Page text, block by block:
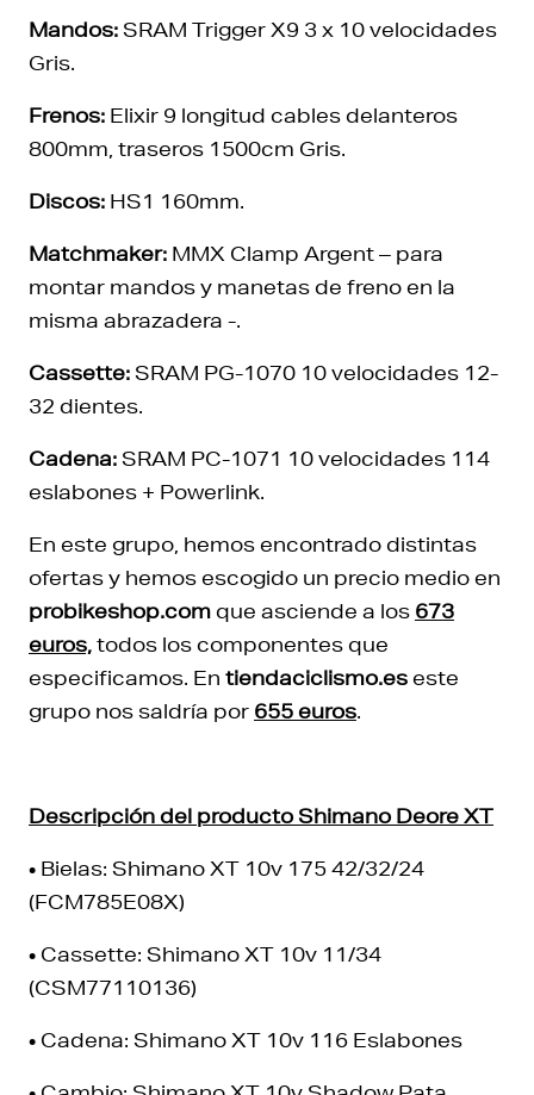
Mandos:SRAM Trigger X9 3 x 10 velocidades
Gris.
Frenos: Elixir 9 longitud cables delanteros
800mm, traseros 1500cm Gris.
Discos: HS1 160mm.
Matchmaker: MMX Clamp Argent – para
montar mandos y manetas de freno en la
misma abrazadera -.
Cassette:SRAM PG-1070 10 velocidades 12-
32 dientes.
Cadena:SRAM PC-1071 10 velocidades 114
eslabones + Powerlink.
En este grupo, hemos encontrado distintas
ofertas y hemos escogido un precio medio en
probikeshop.comque asciende a los 673
euros,todos los componentes que
especificamos. En tiendaciclismo.eseste
grupo nos saldría por 655 euros.
Descripción del producto Shimano Deore XT
• Bielas: Shimano XT 10v 175 42/32/24
(FCM785E08X)
• Cassette: Shimano XT 10v 11/34
(CSM77110136)
• Cadena: Shimano XT 10v 116 Eslabones